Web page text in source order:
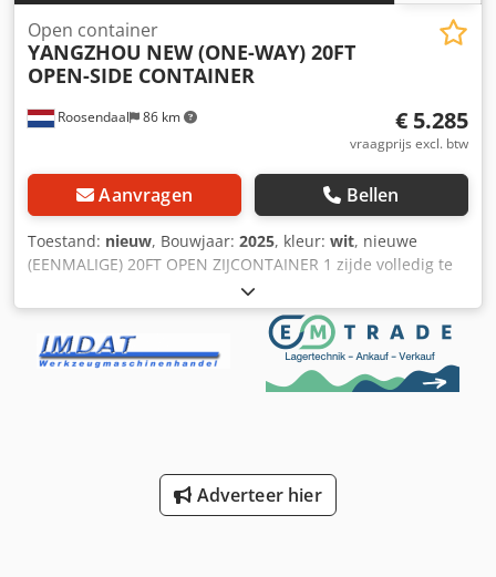
Roosendaal 86 km
Open container
YANGZHOU NEW (ONE-WAY) 20FT
OPEN-SIDE CONTAINER
€ 5.285
vraagprijs excl. btw
Aanvragen Bellen
Toestand: nieuw, Bouwjaar: 2025, kleur: wit, nieuwe
(EENMALIGE) 20FT OPEN ZIJCONTAINER 1 zijde volledig te
openen via 2 klapdeuren 2 stuks beschikbaar Codpfx Acsy
Ndlioworf = Verdere informatie = Algemene informatie
Bouwjaar: 2025 Modeljaar: 2026 Serienummer: RX2519277
Afmetingen Afmetingen (L x B x H): 606 x 244 x 259 cm
Gewichten Leeggewicht: 3.080 kg Laadvermogen: 27.400 kg
voor meer informatie.
Adverteer hier